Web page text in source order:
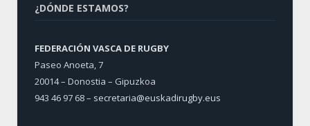
¿DÓNDE ESTAMOS?
FEDERACIÓN VASCA DE RUGBY
Paseo Anoeta, 7
20014 – Donostia – Gipuzkoa
943 46 97 68 – secretaria@euskadirugby.eus